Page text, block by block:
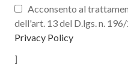
Acconsento al
dell'art. 13 del D.lgs. n.
Privacy Policy
]